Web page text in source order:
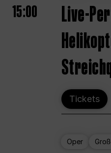
15:00
Live-
Tickets
Oper